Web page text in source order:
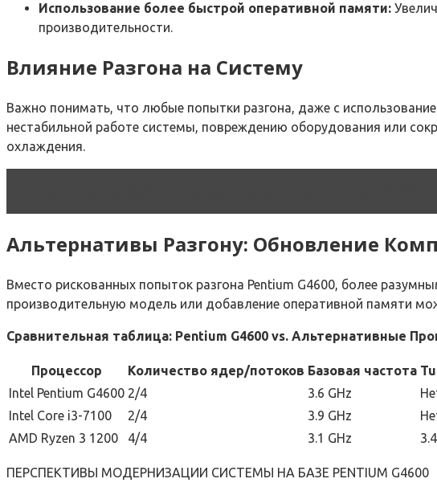
Использование более быстрой оперативной памяти:
производительности.
Влияние Разгона на Систему
Важно понимать, что любые попытки разгона, даже с
нестабильной работе системы, повреждению оборудования или
охлаждения.
Альтернативы Разгону: Обновление
Вместо рискованных попыток разгона Pentium G4600, более
производительную модель или добавление оперативной памяти
Сравнительная таблица: Pentium G4600 vs. Альтернативные
Процессор Количество ядер/потоков Базовая частота
Intel Pentium G4600 2/4 3.6 GHz
Intel Core i3-7100
2/4 3.9 GHz
AMD Ryzen 3 1200
4/4 3.1 GHz
ПЕРСПЕКТИВЫ МОДЕРНИЗАЦИИ СИСТЕМЫ НА БАЗЕ PENTIUM G4600